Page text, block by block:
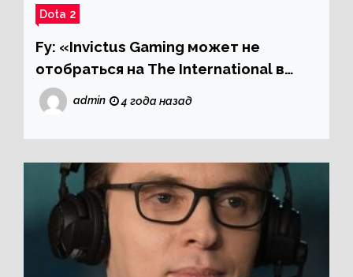
Dota 2
Fy: «Invictus Gaming может не
отобраться на The International в
2022 году»
admin 4 года назад